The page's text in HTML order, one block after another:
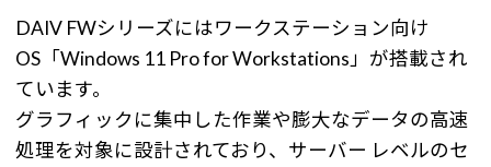
DAIV FWシリーズにはワークステーション向け
OS「Windows 11 Pro for Workstations」が搭載され
ています。
グラフィックに集中した作業や膨大なデータの高速
処理を対象に設計されており、サーバー レベルのセ